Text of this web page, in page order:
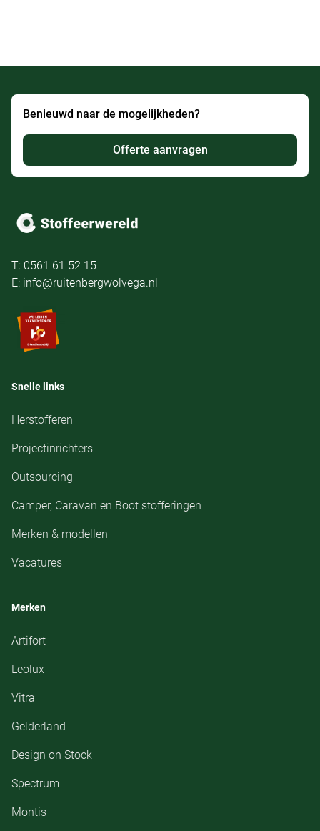
Benieuwd naar de mogelijkheden?
Offerte aanvragen
T: 0561 61 52 15
E: info@ruitenbergwolvega.nl
Snelle links
Herstofferen
Projectinrichters
Outsourcing
Camper, Caravan en Boot stofferingen
Merken & modellen
Vacatures
Merken
Artifort
Leolux
Vitra
Gelderland
Design on Stock
Spectrum
Montis